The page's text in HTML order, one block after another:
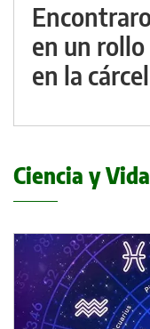
en un
en la cárcel
Ciencia y Vida